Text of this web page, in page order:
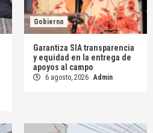
Gobierno
Garantiza SIA transparencia
y equidad en la entrega de
apoyos al campo
6 agosto, 2026 Admin